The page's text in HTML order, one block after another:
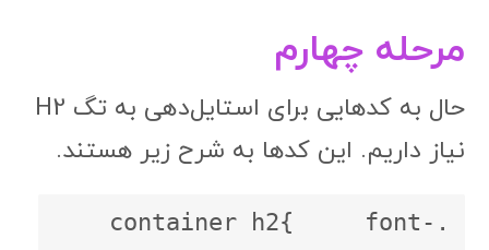
مرحله چهارم
حال به کدهایی برای استایل‌دهی به تگ H2
نیاز داریم. این کدها به شرح زیر هستند.
.container h2{     font-